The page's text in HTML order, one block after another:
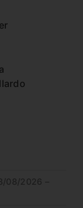
08/2026 –